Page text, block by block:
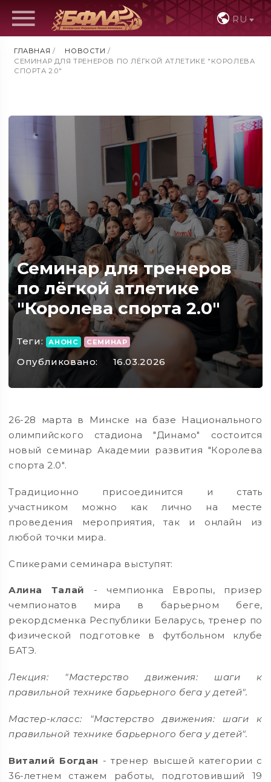
RU
ГЛАВНАЯ / НОВОСТИ /
СЕМИНАР ДЛЯ ТРЕНЕРОВ ПО ЛЁГКОЙ АТЛЕТИКЕ "КОРОЛЕВА
СПОРТА 2.0"
Семинар для тренеров
по лёгкой атлетике
"Королева спорта 2.0"
Теги: АНОНС СЕМИНАР
Опубликовано: 16.03.2026
26-28 марта в Минске на базе Национального
олимпийского стадиона "Динамо" состоится
новый семинар Академии развития "Королева
спорта 2.0".
Традиционно присоединится и стать
участником можно как лично на месте
проведения мероприятия, так и онлайн из
любой точки мира.
Спикерами семинара выступят:
Алина Талай - чемпионка Европы, призер
чемпионатов мира в барьерном беге,
рекордсменка Республики Беларусь, тренер по
физической подготовке в футбольном клубе
БАТЭ.
Лекция: "Мастерство движения: шаги к
правильной технике барьерного бега у детей".
Мастер-класс: "Мастерство движения: шаги к
правильной технике барьерного бега у детей".
Виталий Богдан - тренер высшей категории с
36-летнем стажем работы, подготовивший 19